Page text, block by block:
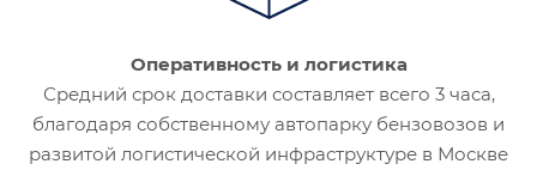
Оперативность и логистика
Средний срок доставки составляет всего 3 часа,
благодаря собственному автопарку бензовозов и
развитой логистической инфраструктуре в Москве